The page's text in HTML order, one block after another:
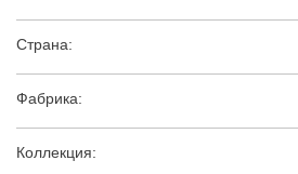
Страна:
Фабрика:
Коллекция: